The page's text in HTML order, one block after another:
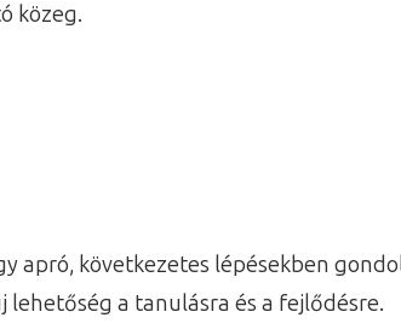
közeg.
apró, következetes lépésekben
a tanulásra és a fejlődésre.